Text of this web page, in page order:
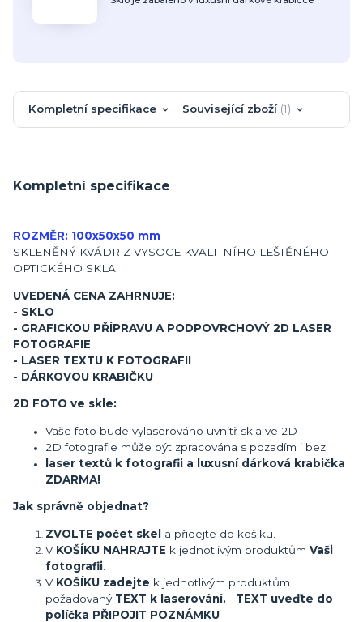
Kompletní specifikace Související zboží 1
Kompletní specifikace
ROZMĚR: 100x50x50 mm
SKLENĚNÝ KVÁDR Z VYSOCE KVALITNÍHO LEŠTĚNÉHO
OPTICKÉHO SKLA
UVEDENÁ CENA ZAHRNUJE:
- SKLO
- GRAFICKOU PŘÍPRAVU A PODPOVRCHOVÝ 2D LASER
FOTOGRAFIE
- LASER TEXTU K FOTOGRAFII
- DÁRKOVOU KRABIČKU
2D FOTO ve skle:
Vaše foto bude vylaserováno uvnitř skla ve 2D
2D fotografie může být zpracována s pozadím i bez
laser textů k fotografii a luxusní dárková krabička
ZDARMA!
Jak správně objednat?
ZVOLTE počet skel
a přidejte do košíku.
V KOŠÍKU NAHRAJTE k jednotlivým produktům Vaši
fotografii
V KOŠÍKU zadejte k jednotlivým produktům
požadovaný TEXT k laserování. TEXT uveďte do
políčka PŘIPOJIT POZNÁMKU